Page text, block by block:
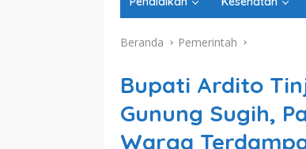
Beranda Pemerintah
Bupati Ardito
Gunung Sugih,
Warga